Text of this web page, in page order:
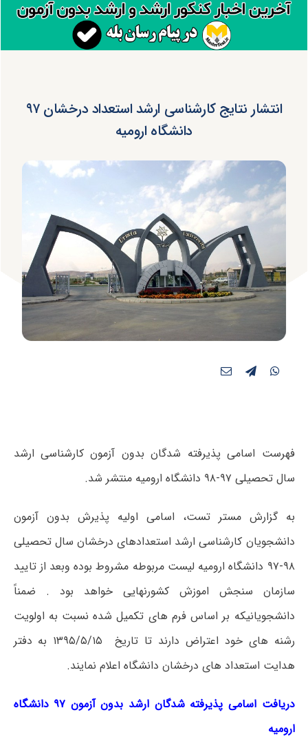
انتشار نتایج کارشناسی ارشد استعداد درخشان ۹۷
دانشگاه ارومیه
فهرست اسامی پذیرفته شدگان بدون آزمون کارشناسی ارشد
سال تحصیلی ۹۷-۹۸ دانشگاه ارومیه منتشر شد.
به گزارش مستر تست، اسامی اولیه پذیرش بدون آزمون
دانشجویان کارشناسی ارشد استعدادهای درخشان سال تحصیلی
۹۸-۹۷ دانشگاه ارومیه لیست مربوطه مشروط بوده وبعد از تایید
سازمان سنجش اموزش کشورنهایی خواهد بود . ضمناً
دانشجویانیکه بر اساس فرم های تکمیل شده نسبت به اولویت
رشنه های خود اعتراض دارند تا تاریخ ۱۳۹۵/۵/۱۵ به دفتر
هدایت استعداد های درخشان دانشگاه اعلام نمایند.
دریافت اسامی پذیرفته شدگان ارشد بدون آزمون ۹۷ دانشگاه
ارومیه